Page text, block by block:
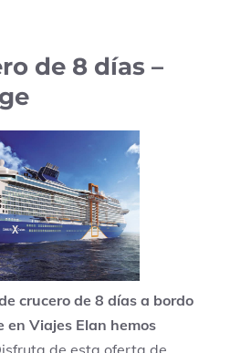
de 8 días –
crucero de 8 días a bordo
en Viajes Elan hemos
de esta oferta de